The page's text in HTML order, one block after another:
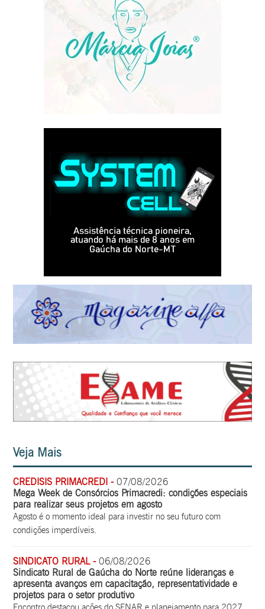
Veja Mais
CREDISIS PRIMACREDI -07/08/2026
Mega Week de Consórcios Primacredi: condições especiais
para realizar seus projetos em agosto
Agosto é o momento ideal para investir no seu futuro com
condições imperdíveis.
SINDICATO RURAL -06/08/2026
Sindicato Rural de Gaúcha do Norte reúne lideranças e
apresenta avanços em capacitação, representatividade e
projetos para o setor produtivo